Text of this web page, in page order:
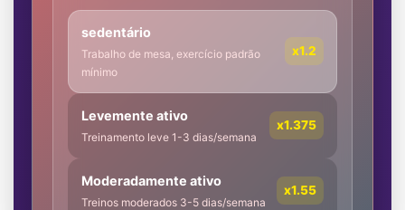
sedentário
Trabalho de mesa, exercício padrão
mínimo
x1.2
Levemente ativo
Treinamento leve 1-3 dias/semana
x1.375
Moderadamente ativo
Treinos moderados 3-5 dias/semana
x1.55